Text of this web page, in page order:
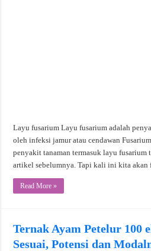
Layu fusarium Layu fusarium adalah
oleh infeksi jamur atau cendawan
penyakit tanaman termasuk layu fusarium
artikel sebelumnya. Tapi kali ini kita akan
Read More »
Ternak Ayam Petelur 100
Sesuai, Potensi dan